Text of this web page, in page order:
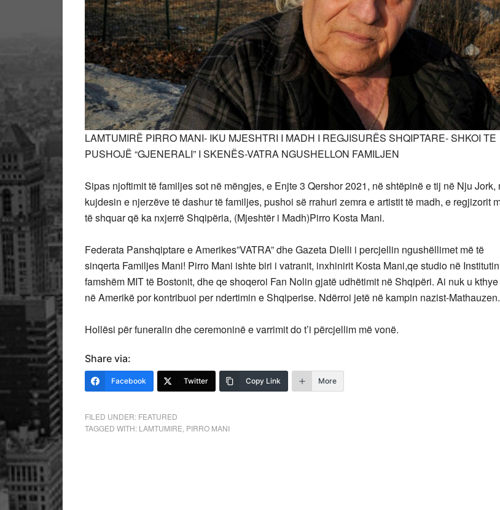
LAMTUMIRË PIRRO MANI- IKU MJESHTRI I MADH I REGJISURËS SHQIPTARE- SHKOI TE
PUSHOJË “GJENERALI” I SKENËS-VATRA NGUSHELLON FAMILJEN
Sipas njoftimit të familjes sot në mëngjes, e Enjte 3 Qershor 2021, në shtëpinë e tij në Nju Jork,
kujdesin e njerzëve të dashur të familjes, pushoi së rrahuri zemra e artistit të madh, e regjizorit
të shquar që ka nxjerrë Shqipëria, (Mjeshtër i Madh)Pirro Kosta Mani.
Federata Panshqiptare e Amerikes”VATRA” dhe Gazeta Dielli i percjellin ngushëllimet më të
sinqerta Familjes Mani! Pirro Mani ishte biri i vatranit, inxhinirit Kosta Mani,qe studio në
famshëm MIT të Bostonit, dhe qe shoqeroi Fan Nolin gjatë udhëtimit në Shqipëri. Ai nuk u
në Amerikë por kontribuoi per ndertimin e Shqiperise. Ndërroi jetë në kampin nazist-Mathauzen.
Hollësi për funeralin dhe ceremoninë e varrimit do t’i përcjellim më vonë.
Share via:
Facebook Twitter Copy Link More
FILED UNDER: FEATURED
TAGGED WITH: LAMTUMIRE PIRRO MANI